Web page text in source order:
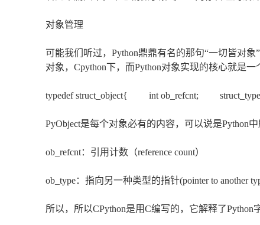
对象管理
可能我们听过，Python鼎鼎有名的那句“一切皆对
对象，Cpython下，而Python对象实现的核心就是一
typedef struct_object{ int ob_refcnt;
PyObject是每个对象必有的内容，可以说是Python
ob_refcnt：引用计数（reference count）
ob_type：指向另一种类型的指针(pointer to another
所以，所以CPython是用C编写的，它解释了Python